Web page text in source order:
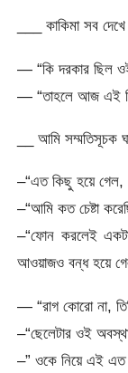
___ কাকিমা সব
— “কি দরকার ছিল
— “তাহলে আজ এই
__ আমি সম্মতিসূচক
–“এত কিছু হয়ে গেল,
–“আমি কত চেষ্টা
–“ফোন করলেই
আওয়াজও বন্ধ হয়ে
— “রাগ কোরো না,
–“ছেলেটার ওই
–” ওকে নিয়ে এই